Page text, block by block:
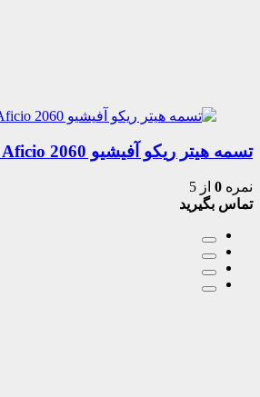
تسمه هیتر ریکو آفیشیو 2060 Richo Aficio
نمره 0 از 5
تماس بگیرید